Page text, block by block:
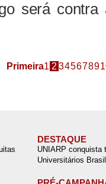
será
Primeira1 2 3456789
DESTAQUE
UNIARP conquista
Universitários